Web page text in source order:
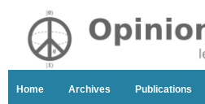
Home Archives Publications